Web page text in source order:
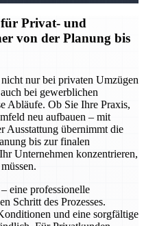
für Privat- und
von der Planung bis
nur bei privaten Umzügen
bei gewerblichen
Abläufe. Ob Sie Ihre Praxis,
neu aufbauen – mit
Ausstattung übernimmt die
bis zur finalen
Unternehmen konzentrieren,
eine professionelle
Schritt des Prozesses.
und eine sorgfältige